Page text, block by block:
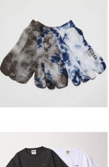
devadurga / TABIソックス
¥3,300